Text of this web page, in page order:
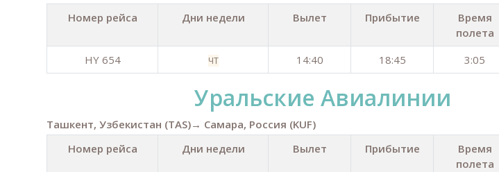
Номер рейса
Дни недели Вылет Прибытие
Время
полета
HY 654 ЧТ 14:40 18:45 3:05
Уральские Aвиалинии
Ташкент, Узбекистан (TAS)→ Самара, Россия (KUF)
Номер рейса
Дни недели Вылет Прибытие
Время
полета